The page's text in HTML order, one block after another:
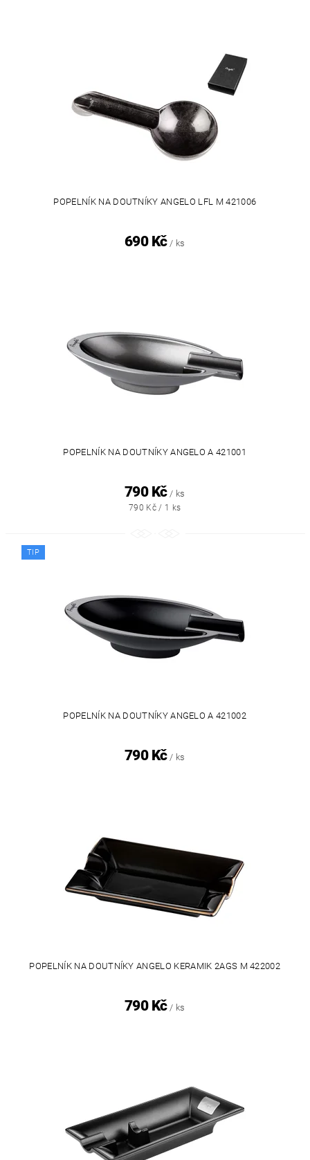
POPELNÍK NA DOUTNÍKY ANGELO LFL M 421006
690 Kč / ks
POPELNÍK NA DOUTNÍKY ANGELO A 421001
790 Kč / ks
790 Kč / 1 ks
TIP
POPELNÍK NA DOUTNÍKY ANGELO A 421002
790 Kč / ks
POPELNÍK NA DOUTNÍKY ANGELO KERAMIK 2AGS M 422002
790 Kč / ks